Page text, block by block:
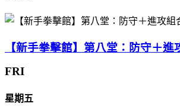
【新手拳擊館】第八堂：防守＋進
FRI
星期五